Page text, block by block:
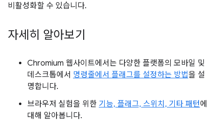
비활성화할 수 있습니다.
자세히 알아보기
Chromium 웹사이트에서는 다양한 플랫폼의 모바일 및
데스크톱에서 명령줄에서 플래그를 설정하는 방법을 설
명합니다.
브라우저 실험을 위한 기능, 플래그, 스위치, 기타 패턴에
대해 알아봅니다.